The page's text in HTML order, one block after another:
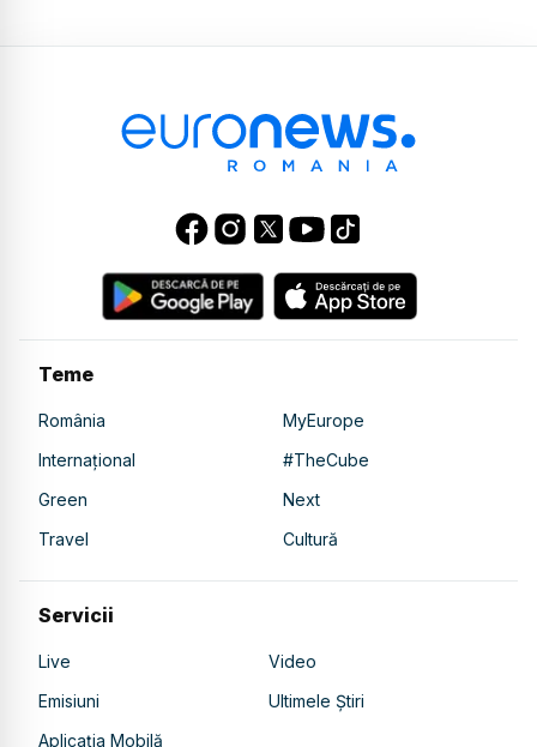
Teme
România
MyEurope
Internațional
#TheCube
Green
Next
Travel
Cultură
Servicii
Live
Video
Emisiuni
Ultimele Știri
Aplicația Mobilă